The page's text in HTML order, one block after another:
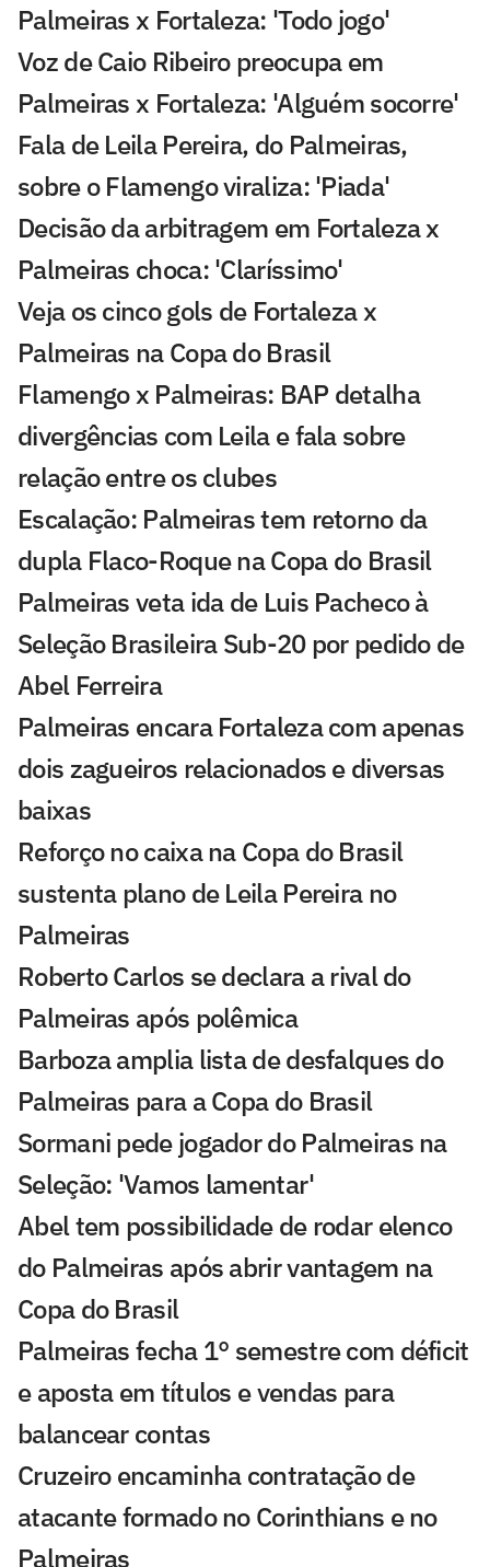
Palmeiras x Fortaleza: 'Todo jogo'
Voz de Caio Ribeiro preocupa em
Palmeiras x Fortaleza: 'Alguém socorre'
Fala de Leila Pereira, do Palmeiras,
sobre o Flamengo viraliza: 'Piada'
Decisão da arbitragem em Fortaleza x
Palmeiras choca: 'Claríssimo'
Veja os cinco gols de Fortaleza x
Palmeiras na Copa do Brasil
Flamengo x Palmeiras: BAP detalha
divergências com Leila e fala sobre
relação entre os clubes
Escalação: Palmeiras tem retorno da
dupla Flaco-Roque na Copa do Brasil
Palmeiras veta ida de Luis Pacheco à
Seleção Brasileira Sub-20 por pedido de
Abel Ferreira
Palmeiras encara Fortaleza com apenas
dois zagueiros relacionados e diversas
baixas
Reforço no caixa na Copa do Brasil
sustenta plano de Leila Pereira no
Palmeiras
Roberto Carlos se declara a rival do
Palmeiras após polêmica
Barboza amplia lista de desfalques do
Palmeiras para a Copa do Brasil
Sormani pede jogador do Palmeiras na
Seleção: 'Vamos lamentar'
Abel tem possibilidade de rodar elenco
do Palmeiras após abrir vantagem na
Copa do Brasil
Palmeiras fecha 1° semestre com déficit
e aposta em títulos e vendas para
balancear contas
Cruzeiro encaminha contratação de
atacante formado no Corinthians e no
Palmeiras